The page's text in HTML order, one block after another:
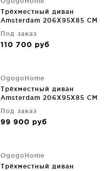
Трёхместный диван
Amsterdam 206X95X85 CM
Под заказ
110 700 руб
OgogoHome
Трёхместный диван
Amsterdam 206X95X85 CM
Под заказ
99 900 руб
OgogoHome
Трёхместный диван